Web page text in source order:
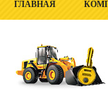
ГЛАВНАЯ